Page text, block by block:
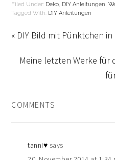
Filed Under: Deko, DIY Anleitungen,
Tagged With: DIY Anleitungen
« DIY Bild mit Pünktchen
Meine letzten Werke
COMMENTS
tanni♥ says